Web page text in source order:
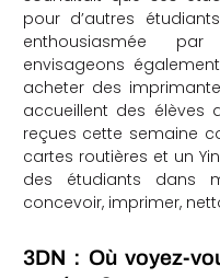
pour d’autres
enthousiasmée
envisageons
acheter des
accueillent des élèves
reçues cette semaine
cartes routières et un
des étudiants dans
concevoir, imprimer,
3DN : Où voyez-